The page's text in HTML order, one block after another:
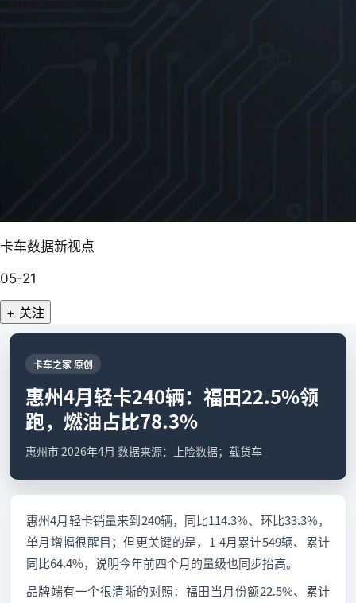
卡车数据新视点
05-21
+ 关注
卡车之家 原创
惠州4月轻卡240辆：福田22.5%领
跑，燃油占比78.3%
惠州市 2026年4月 数据来源：上险数据；载货车
惠州4月轻卡销量来到240辆，同比114.3%、环比33.3%，
单月增幅很醒目；但更关键的是，1-4月累计549辆、累计
同比64.4%，说明今年前四个月的量级也同步抬高。
品牌端有一个很清晰的对照：福田当月份额22.5%、累计